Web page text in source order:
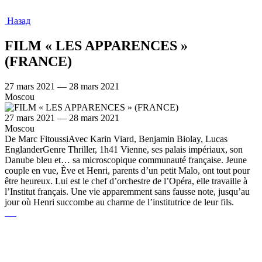
Назад
FILM « LES APPARENCES »
(FRANCE)
27 mars 2021 — 28 mars 2021
Moscou
27 mars 2021 — 28 mars 2021
Moscou
De Marc FitoussiAvec Karin Viard, Benjamin Biolay, Lucas
EnglanderGenre Thriller, 1h41 Vienne, ses palais impériaux, son
Danube bleu et… sa microscopique communauté française. Jeune
couple en vue, Ève et Henri, parents d’un petit Malo, ont tout pour
être heureux. Lui est le chef d’orchestre de l’Opéra, elle travaille à
l’Institut français. Une vie apparemment sans fausse note, jusqu’au
jour où Henri succombe au charme de l’institutrice de leur fils.